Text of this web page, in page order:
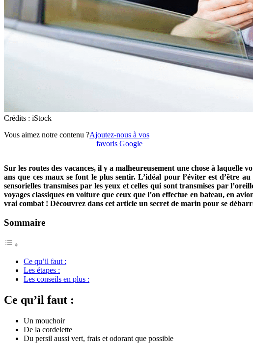
Crédits : iStock
Vous aimez notre contenu ?Ajoutez-nous à vos
favoris Google
Sur les routes des vacances, il y a malheureusement une chose à laquelle
ans que ces maux se font le plus sentir. L’idéal pour l’éviter est d’être
sensorielles transmises par les yeux et celles qui sont transmises par
voyages classiques en voiture que ceux que l’on effectue en bateau, en
vrai combat ! Découvrez dans cet article un secret de marin pour se
Sommaire
Ce qu’il faut :
Les étapes :
Les conseils en plus :
Ce qu’il faut :
Un mouchoir
De la cordelette
Du persil aussi vert, frais et odorant que possible